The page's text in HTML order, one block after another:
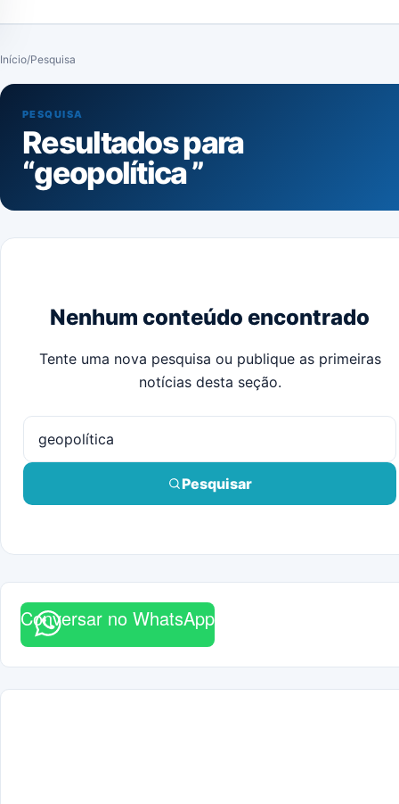
Início/Pesquisa
PESQUISA
Resultados para
“geopolítica ”
Nenhum conteúdo encontrado
Tente uma nova pesquisa ou publique as primeiras
notícias desta seção.
Pesquisar
por:
Pesquisar
Conversar no WhatsApp